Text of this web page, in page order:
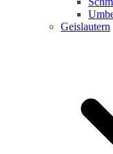
Geislautern